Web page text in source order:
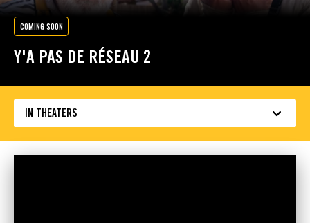
COMING SOON
Y'A PAS DE RÉSEAU 2
IN THEATERS